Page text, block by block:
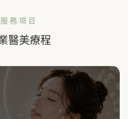
服務項目
醫美療程